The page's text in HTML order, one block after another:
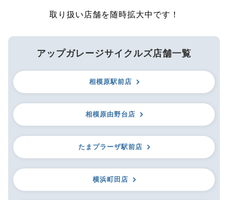
取り扱い店舗を随時拡大中です！
アップガレージサイクルズ店舗一覧
相模原駅前店
相模原由野台店
たまプラーザ駅前店
横浜町田店